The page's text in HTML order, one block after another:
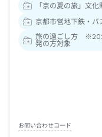
「京の夏の旅」文
京都市営地下鉄・バ
旅の過ごし方
発の方対象
お問い合わせコード